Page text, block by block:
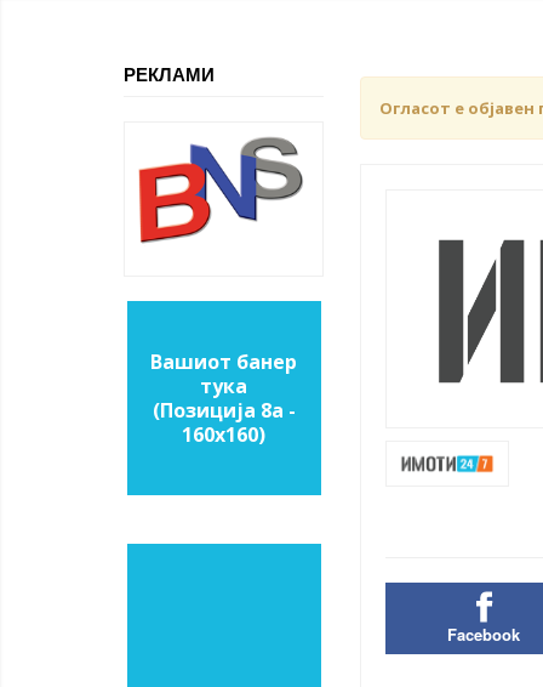
РЕКЛАМИ
Вашиот банер
тука
(Позиција 8a -
160х160)
Огласот е
Facebook